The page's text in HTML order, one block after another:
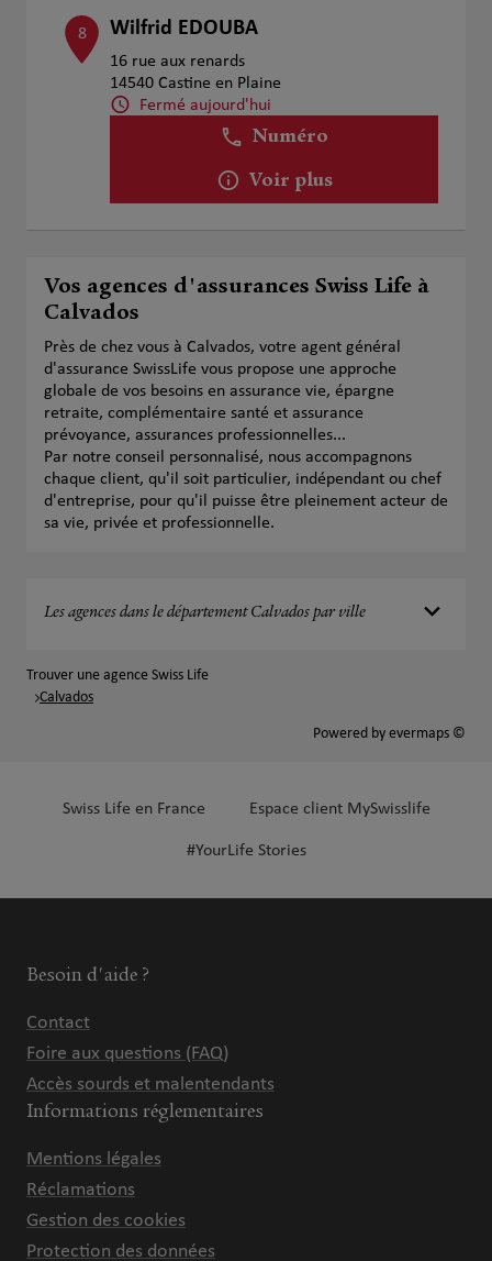
8 Wilfrid EDOUBA
16 rue aux renards
14540 Castine en Plaine
Fermé aujourd'hui
Numéro
Voir plus
Vos agences d'assurances Swiss Life à
Calvados
Près de chez vous à Calvados, votre agent général
d'assurance SwissLife vous propose une approche
globale de vos besoins en assurance vie, épargne
retraite, complémentaire santé et assurance
prévoyance, assurances professionnelles...
Par notre conseil personnalisé, nous accompagnons
chaque client, qu'il soit particulier, indépendant ou chef
d'entreprise, pour qu'il puisse être pleinement acteur de
sa vie, privée et professionnelle.
Les agences dans le département Calvados par ville
Trouver une agence Swiss Life
Calvados
Powered by evermaps ©
Swiss Life en France Espace client MySwisslife
#YourLife Stories
Besoin d'aide ?
Contact
Foire aux questions (FAQ)
Accès sourds et malentendants
Informations réglementaires
Mentions légales
Réclamations
Gestion des cookies
Protection des données